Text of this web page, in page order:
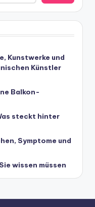
Kunstwerke und
Künstler
Balkon-
steckt hinter
Symptome und
wissen müssen